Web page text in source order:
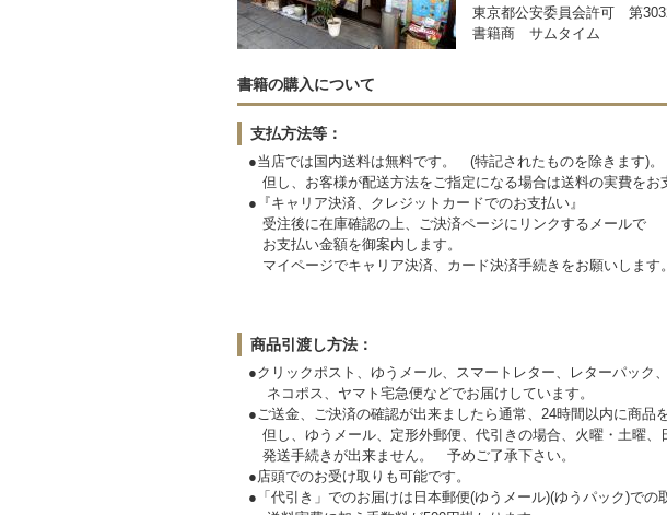
東京都公安委員会許可 第
書籍商 サムタイム
書籍の購入について
支払方法等：
●当店では国内送料は無料です。 (特記されたものを除きます)。
但し、お客様が配送方法をご指定になる場合は送料の実費をお
●『キャリア決済、クレジットカードでのお支払い』
受注後に在庫確認の上、ご決済ページにリンクするメールで
お支払い金額を御案内します。
マイページでキャリア決済、カード決済手続きをお願いします。
商品引渡し方法：
●クリックポスト、ゆうメール、スマートレター、レターパック、
ネコポス、ヤマト宅急便などでお届けしています。
●ご送金、ご決済の確認が出来ましたら通常、24時間以内に商品
但し、ゆうメール、定形外郵便、代引きの場合、火曜・土曜、
発送手続きが出来ません。 予めご了承下さい。
●店頭でのお受け取りも可能です。
●「代引き」でのお届けは日本郵便(ゆうメール)(ゆうパック)での